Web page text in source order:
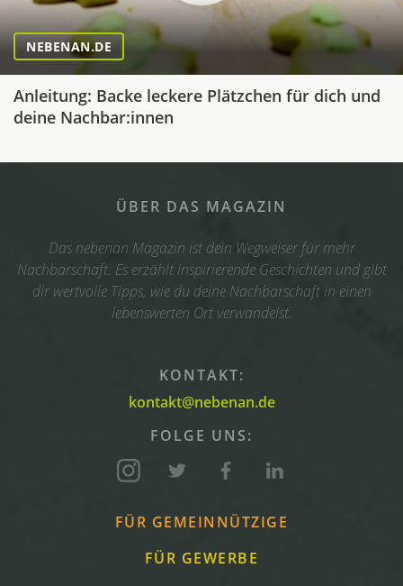
NEBENAN.DE
Anleitung: Backe leckere Plätzchen für dich und
deine Nachbar:innen
ÜBER DAS MAGAZIN
Das nebenan Magazin ist dein Wegweiser für mehr
Nachbarschaft. Es erzählt inspirierende Geschichten und gibt
dir wertvolle Tipps, wie du deine Nachbarschaft in einen
lebenswerten Ort verwandelst.
KONTAKT:
kontakt@nebenan.de
FOLGE UNS:
FÜR GEMEINNÜTZIGE
FÜR GEWERBE